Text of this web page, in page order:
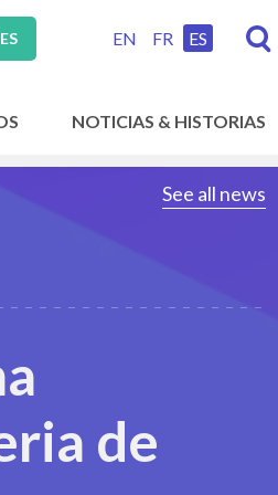
EN FR ES
NOTICIAS & HISTORIAS
See all news
de